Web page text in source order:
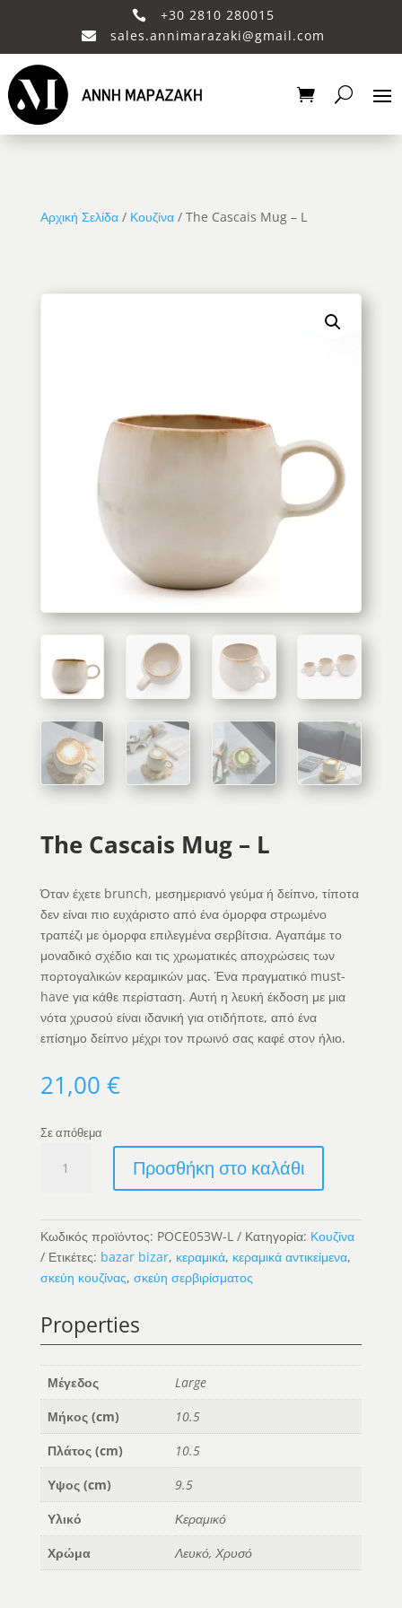
 +30 2810 280015
 sales.annimarazaki@gmail.com
Αρχική Σελίδα/ Κουζίνα/ The Cascais Mug – L
The Cascais Mug – L
Όταν έχετε brunch, μεσημεριανό γεύμα ή δείπνο, τίποτα
δεν είναι πιο ευχάριστο από ένα όμορφα στρωμένο
τραπέζι με όμορφα επιλεγμένα σερβίτσια. Αγαπάμε το
μοναδικό σχέδιο και τις χρωματικές αποχρώσεις των
πορτογαλικών κεραμικών μας. Ένα πραγματικό must-
have για κάθε περίσταση. Αυτή η λευκή έκδοση με μια
νότα χρυσού είναι ιδανική για οτιδήποτε, από ένα
επίσημο δείπνο μέχρι τον πρωινό σας καφέ στον ήλιο.
21,00 €
Σε απόθεμα
Cascais
L
ποσότητα
Προσθήκη στο καλάθι
Κωδικός προϊόντος: POCE053W-L Κατηγορία: Κουζίνα
Ετικέτες: bazar bizar, κεραμικά, κεραμικά αντικείμενα,
σκεύη κουζίνας, σκεύη σερβιρίσματος
Properties
Μέγεδος
Large
Μήκος (cm)
10.5
Πλάτος (cm)
10.5
Υψος (cm)
9.5
Υλικό
Κεραμικό
Χρώμα
Λευκό, Χρυσό